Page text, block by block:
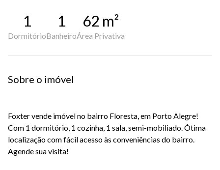
1
Dormitório
1
Banheiro
62 m²
Área Privativa
Sobre o imóvel
Foxter vende imóvel no bairro Floresta, em Porto Alegre!
Com 1 dormitório, 1 cozinha, 1 sala, semi-mobiliado. Ótima
localização com fácil acesso às conveniências do bairro.
Agende sua visita!